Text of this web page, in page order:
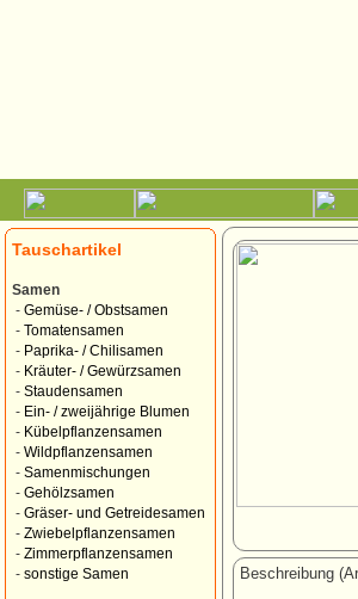
Tauschartikel
Samen
- Gemüse- / Obstsamen
- Tomatensamen
- Paprika- / Chilisamen
- Kräuter- / Gewürzsamen
- Staudensamen
- Ein- / zweijährige Blumen
- Kübelpflanzensamen
- Wildpflanzensamen
- Samenmischungen
- Gehölzsamen
- Gräser- und Getreidesamen
- Zwiebelpflanzensamen
- Zimmerpflanzensamen
- sonstige Samen Beschreibung